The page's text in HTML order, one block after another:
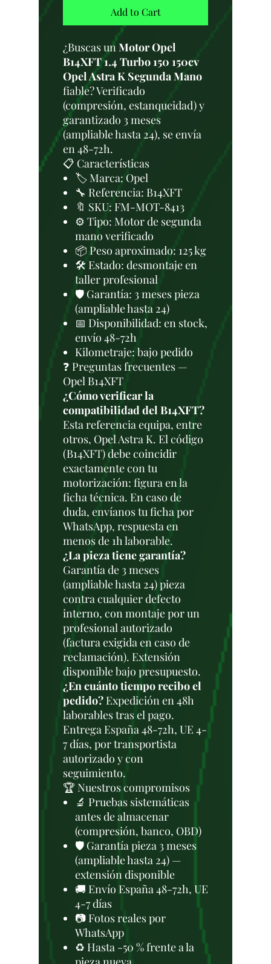
Add to Cart
¿Buscas unMotor Opel
B14XFT 1.4 Turbo 150 150cv
Opel Astra K Segunda Mano
fiable? Verificado
(compresión, estanqueidad) y
garantizado 3 meses
(ampliable hasta 24), se envía
en 48-72h.
📋 Características
🏷️ Marca: Opel
🔧 Referencia: B14XFT
🔖 SKU: FM-MOT-8413
⚙️ Tipo: Motor de segunda
mano verificado
📦 Peso aproximado: 125 kg
🛠 Estado: desmontaje en
taller profesional
🛡️ Garantía: 3 meses pieza
(ampliable hasta 24)
📅 Disponibilidad: en stock,
envío 48-72h
Kilometraje: bajo pedido
❓ Preguntas frecuentes —
Opel B14XFT
¿Cómo verificar la
compatibilidad del B14XFT?
Esta referencia equipa, entre
otros, Opel Astra K. El código
(B14XFT) debe coincidir
exactamente con tu
motorización: figura en la
ficha técnica. En caso de
duda, envíanos tu ficha por
WhatsApp, respuesta en
menos de 1h laborable.
¿La pieza tiene garantía?
Garantía de 3 meses
(ampliable hasta 24) pieza
contra cualquier defecto
interno, con montaje por un
profesional autorizado
(factura exigida en caso de
reclamación). Extensión
disponible bajo presupuesto.
¿En cuánto tiempo recibo el
pedido? Expedición en 48h
laborables tras el pago.
Entrega España 48-72h, UE 4-
7 días, por transportista
autorizado y con
seguimiento.
🏆 Nuestros compromisos
🔬 Pruebas sistemáticas
antes de almacenar
(compresión, banco, OBD)
🛡️ Garantía pieza 3 meses
(ampliable hasta 24) —
extensión disponible
🚚 Envío España 48-72h, UE
4-7 días
📷 Fotos reales por
WhatsApp
♻️ Hasta -50 % frente a la